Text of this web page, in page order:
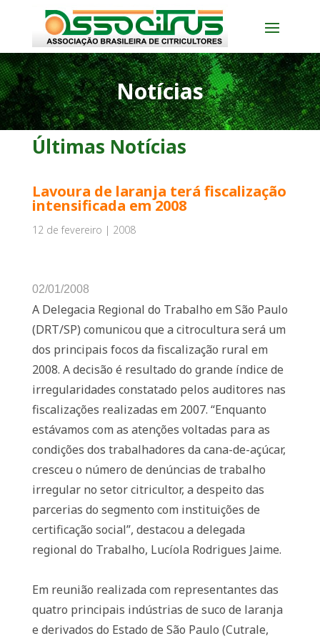
Notícias
Últimas Notícias
Lavoura de laranja terá fiscalização
intensificada em 2008
12 de fevereiro | 2008
02/01/2008
A Delegacia Regional do Trabalho em São Paulo
(DRT/SP) comunicou que a citrocultura será um
dos principais focos da fiscalização rural em
2008. A decisão é resultado do grande índice de
irregularidades constatado pelos auditores nas
fiscalizações realizadas em 2007. “Enquanto
estávamos com as atenções voltadas para as
condições dos trabalhadores da cana-de-açúcar,
cresceu o número de denúncias de trabalho
irregular no setor citricultor, a despeito das
parcerias do segmento com instituições de
certificação social”, destacou a delegada
regional do Trabalho, Lucíola Rodrigues Jaime.
Em reunião realizada com representantes das
quatro principais indústrias de suco de laranja
e derivados do Estado de São Paulo (Cutrale,